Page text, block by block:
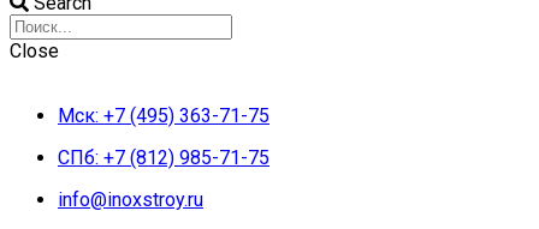
Close
Мск: +7 (495) 363-71-75
СПб: +7 (812) 985-71-75
info@inoxstroy.ru